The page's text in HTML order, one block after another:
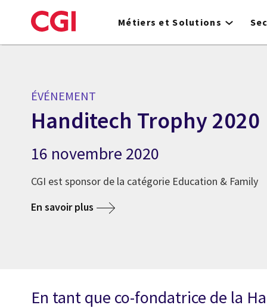
to
Métiers et Solutions
ÉVÉNEMENT
Handitech Trophy 2020
16 novembre 2020
CGI est sponsor de la catégorie Education & Family
En savoir plus
En tant que co-fondatrice de la